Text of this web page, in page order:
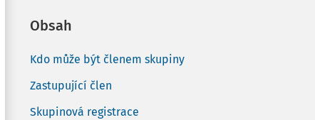
Obsah
Kdo může být členem skupiny
Zastupující člen
Skupinová registrace